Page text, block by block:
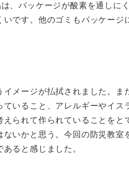
、パッケージが酸素を通しにく
です。他のゴミもパッケージ
メージが払拭されました。ま
いること、アレルギーやイス
られて作られていることをと
いかと思う。今回の防災教室
ると感じました。